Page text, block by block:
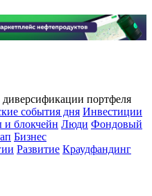
портфеля
события дня Инвестиции
блокчейн Люди Фондовый
Бизнес
Развитие Краудфандинг